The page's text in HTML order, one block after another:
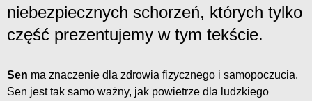
niebezpiecznych schorzeń, których tylko
część prezentujemy w tym tekście.
Sen ma znaczenie dla zdrowia fizycznego i samopoczucia.
Sen jest tak samo ważny, jak powietrze dla ludzkiego